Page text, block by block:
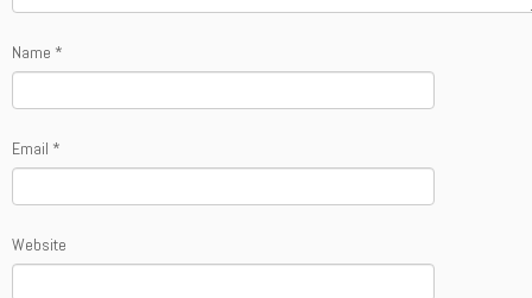
Name *
Email *
Website